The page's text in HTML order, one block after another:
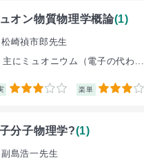
オン物質物理学概論(1)
松崎禎市郎先生
主にミュオニウム（電子の代わ...
3 楽単 3
分子物理学?(1)
副島浩一先生